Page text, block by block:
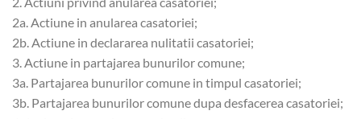
2a. Actiune in anularea casatoriei;
2b. Actiune in declararea nulitatii casatoriei;
3. Actiune in partajarea bunurilor comune;
3a. Partajarea bunurilor comune in timpul casatoriei;
3b. Partajarea bunurilor comune dupa desfacerea casatoriei;